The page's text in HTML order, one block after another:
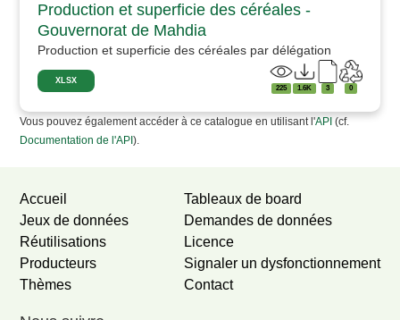
Production et superficie des céréales -
Gouvernorat de Mahdia
Production et superficie des céréales par délégation
XLSX
225 1.6K 3 0
Vous pouvez également accéder à ce catalogue en utilisant l'API (cf.
Documentation de l'API).
Accueil
Jeux de données
Réutilisations
Producteurs
Thèmes
Tableaux de board
Demandes de données
Licence
Signaler un dysfonctionnement
Contact